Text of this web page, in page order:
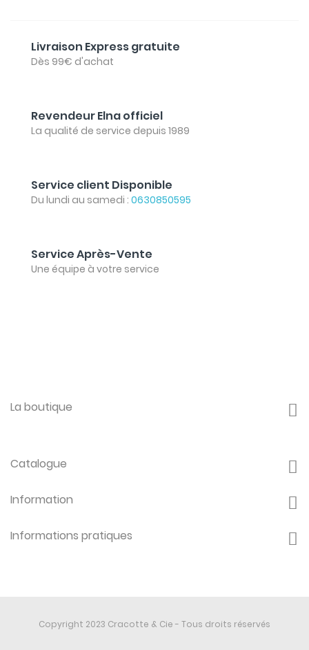
Livraison Express gratuite
Dès 99€ d'achat
Revendeur Elna officiel
La qualité de service depuis 1989
Service client Disponible
Du lundi au samedi : 0630850595
Service Après-Vente
Une équipe à votre service
La boutique
Catalogue
Information
Informations pratiques
Copyright 2023 Cracotte & Cie - Tous droits réservés